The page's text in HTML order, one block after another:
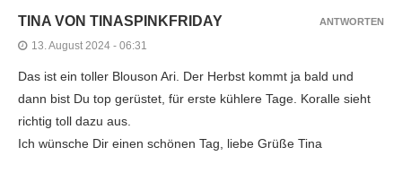
TINA VON TINASPINKFRIDAY
13. August 2024 - 06:31
Das ist ein toller Blouson Ari. Der Herbst kommt ja bald und
dann bist Du top gerüstet, für erste kühlere Tage. Koralle sieht
richtig toll dazu aus.
Ich wünsche Dir einen schönen Tag, liebe Grüße Tina
ANTWORTEN